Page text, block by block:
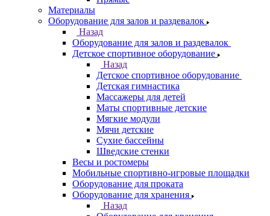
Материалы
Оборудование для залов и раздевалок
Назад
Оборудование для залов и раздевалок
Детское спортивное оборудование
Назад
Детское спортивное оборудование
Детская гимнастика
Массажеры для детей
Маты спортивные детские
Мягкие модули
Мячи детские
Сухие бассейны
Шведские стенки
Весы и ростомеры
Мобильные спортивно-игровые площадки
Оборудование для проката
Оборудование для хранения
Назад